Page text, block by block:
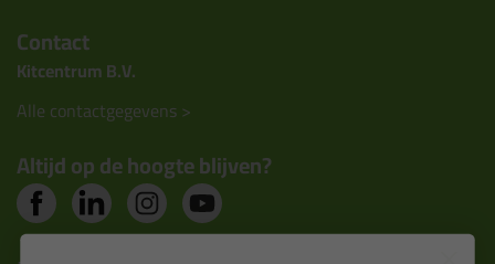
Contact
Kitcentrum B.V.
Alle contactgegevens >
Altijd op de hoogte blijven?